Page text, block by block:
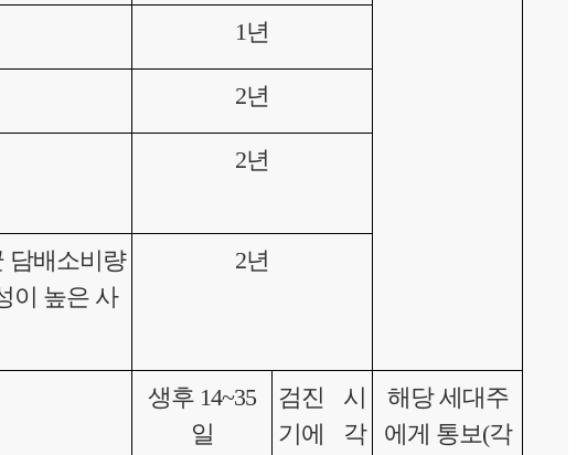
1년
2년
2년
담배소비량
이 높은 사
2년
생후 14~35
일
검진 시
기에 각
해당 세대주
에게 통보(각